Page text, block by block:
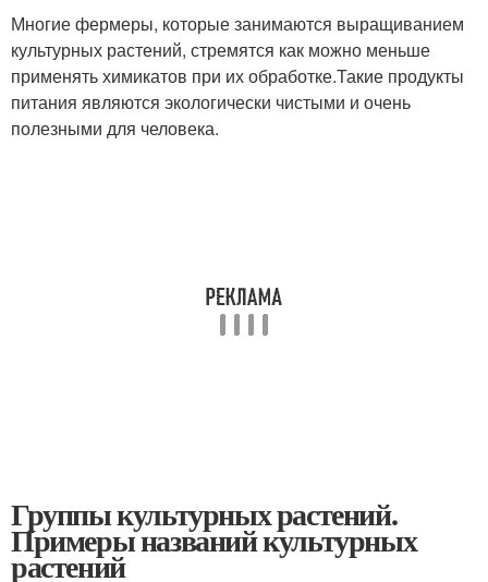
Многие фермеры, которые занимаются выращиванием
культурных растений, стремятся как можно меньше
применять химикатов при их обработке.Такие продукты
питания являются экологически чистыми и очень
полезными для человека.
Группы культурных растений.
Примеры названий культурных
растений